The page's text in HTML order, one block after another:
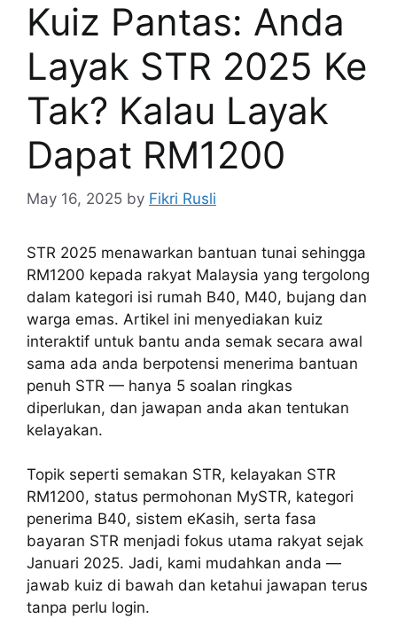
Kuiz Pantas: Anda
Layak STR 2025 Ke
Tak? Kalau Layak
Dapat RM1200
May 16, 2025 by Fikri Rusli
STR 2025 menawarkan bantuan tunai sehingga
RM1200 kepada rakyat Malaysia yang tergolong
dalam kategori isi rumah B40, M40, bujang dan
warga emas. Artikel ini menyediakan kuiz
interaktif untuk bantu anda semak secara awal
sama ada anda berpotensi menerima bantuan
penuh STR — hanya 5 soalan ringkas
diperlukan, dan jawapan anda akan tentukan
kelayakan.
Topik seperti semakan STR, kelayakan STR
RM1200, status permohonan MySTR, kategori
penerima B40, sistem eKasih, serta fasa
bayaran STR menjadi fokus utama rakyat sejak
Januari 2025. Jadi, kami mudahkan anda —
jawab kuiz di bawah dan ketahui jawapan terus
tanpa perlu login.